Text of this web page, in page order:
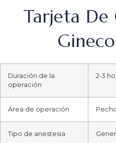
Tarjeta De
Duración de la
operación
2-3
Área de operación
Tipo de anestesia